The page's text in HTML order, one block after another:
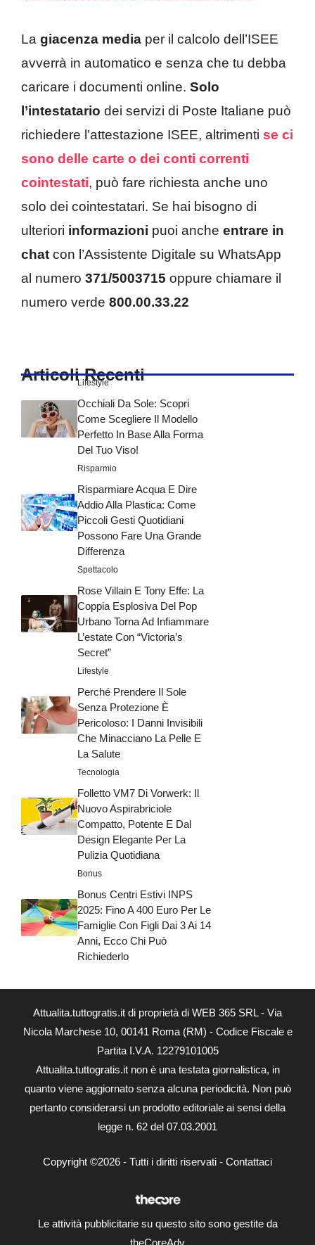
La giacenza media per il calcolo dell’ISEE
avverrà in automatico e senza che tu debba
caricare i documenti online. Solo
l’intestatario dei servizi di Poste Italiane può
richiedere l’attestazione ISEE, altrimenti se ci
sono delle carte o dei conti correnti
cointestati, può fare richiesta anche uno
solo dei cointestatari. Se hai bisogno di
ulteriori informazioni puoi anche entrare in
chat con l’Assistente Digitale su WhatsApp
al numero 371/5003715 oppure chiamare il
numero verde 800.00.33.22
Articoli Recenti
Lifestyle
Occhiali Da Sole: Scopri
Come Scegliere Il Modello
Perfetto In Base Alla Forma
Del Tuo Viso!
Risparmio
Risparmiare Acqua E Dire
Addio Alla Plastica: Come
Piccoli Gesti Quotidiani
Possono Fare Una Grande
Differenza
Spettacolo
Rose Villain E Tony Effe: La
Coppia Esplosiva Del Pop
Urbano Torna Ad Infiammare
L’estate Con “Victoria’s
Secret”
Lifestyle
Perché Prendere Il Sole
Senza Protezione È
Pericoloso: I Danni Invisibili
Che Minacciano La Pelle E
La Salute
Tecnologia
Folletto VM7 Di Vorwerk: Il
Nuovo Aspirabriciole
Compatto, Potente E Dal
Design Elegante Per La
Pulizia Quotidiana
Bonus
Bonus Centri Estivi INPS
2025: Fino A 400 Euro Per Le
Famiglie Con Figli Dai 3 Ai 14
Anni, Ecco Chi Può
Richiederlo
Attualita.tuttogratis.it di proprietà di WEB 365 SRL - Via
Nicola Marchese 10, 00141 Roma (RM) - Codice Fiscale e
Partita I.V.A. 12279101005
Attualita.tuttogratis.it non è una testata giornalistica, in
quanto viene aggiornato senza alcuna periodicità. Non può
pertanto considerarsi un prodotto editoriale ai sensi della
legge n. 62 del 07.03.2001
Copyright ©2026 - Tutti i diritti riservati - Contattaci
Le attività pubblicitarie su questo sito sono gestite da
theCoreAdv